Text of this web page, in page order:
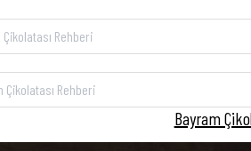
Rehberi
Çikolatası Rehberi
Bayram